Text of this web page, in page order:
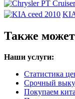
Также
Наши услуги:
Статистика
Срочный
Покупаем